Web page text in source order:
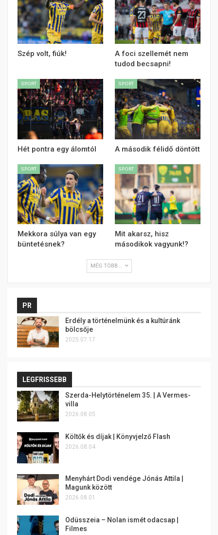
Szép volt, fiúk!
A foci szellemét nem
tudod becsapni!
SPORT
Hét pontra egy álomtól
SPORT
A második félidő döntött
SPORT
Mekkora súlya van egy
büntetésnek?
SPORT
Mit akarsz, hisz
másodikok vagyunk!?
MÉG TÖBB...
PR
Erdély a történelmünk és a kultúránk
bölcsője
2025.07.17.
LEGFRISSEBB
Szerda-Helytörténelem 35. | A Vermes-
villa
2026.08.05.
Költők és díjak | Könyvjelző Flash
2026.08.04.
Menyhárt Dodi vendége Jónás Attila |
Magunk között
2026.08.01.
Odüsszeia – Nolan ismét odacsap |
Filmes